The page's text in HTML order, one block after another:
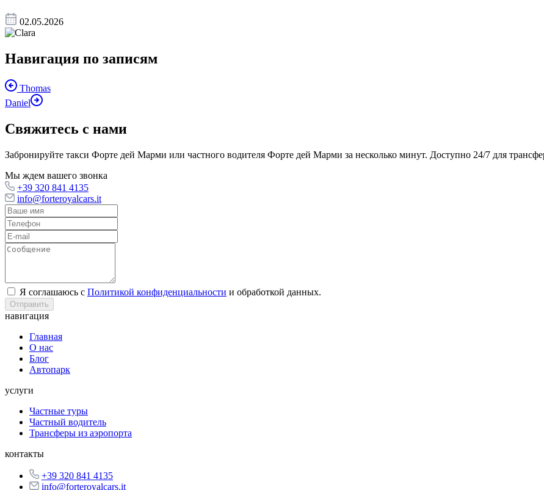
02.05.2026
Навигация по записям
Thomas
Daniel
Свяжитесь с нами
Забронируйте такси Форте дей Марми или частного водителя Форте дей Марми за несколько минут. Доступно 24/7 для
Мы ждем вашего звонка
+39 320 841 4135
info@forteroyalcars.it
Я соглашаюсь с Политикой конфиденциальности и обработкой данных.
Отправить
навигация
Главная
О нас
Блог
Автопарк
услуги
Частные туры
Частный водитель
Трансферы из аэропорта
контакты
+39 320 841 4135
info@forteroyalcars.it